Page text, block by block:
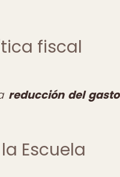
fiscal
reducción del gasto
Escuela